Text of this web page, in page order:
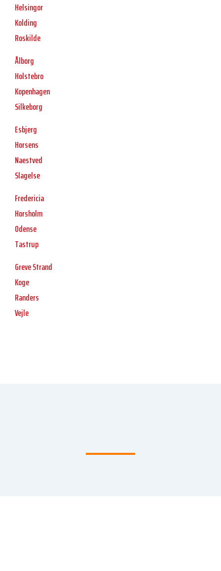
Helsingor
Kolding
Roskilde
Ålborg
Holstebro
Kopenhagen
Silkeborg
Esbjerg
Horsens
Naestved
Slagelse
Fredericia
Horsholm
Odense
Tastrup
Greve Strand
Koge
Randers
Vejle